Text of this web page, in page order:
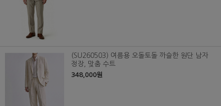
(SU260503) 여름용 오돌토돌 까슬한 원단 남자
정장, 맞춤 수트
348,000원